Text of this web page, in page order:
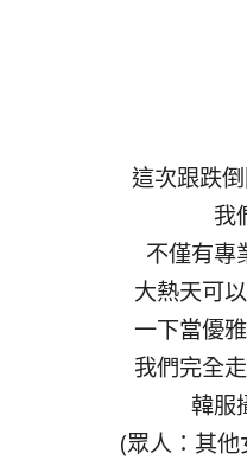
這次跟跌
我
不僅有專
大熱天可
一下當優
我們完全
韓服
(眾人：其